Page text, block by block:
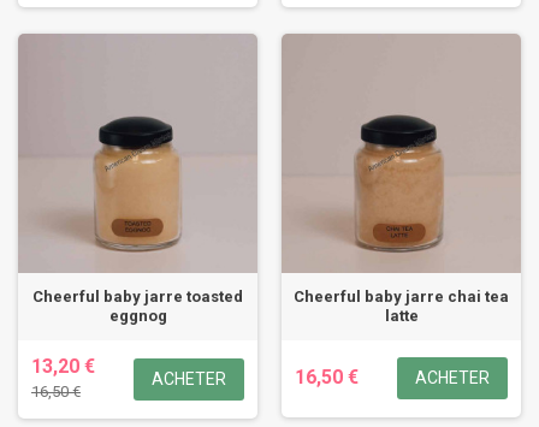
Cheerful baby jarre toasted
eggnog
13,20 €
16,50 €
ACHETER
Cheerful baby jarre chai tea
latte
16,50 € ACHETER